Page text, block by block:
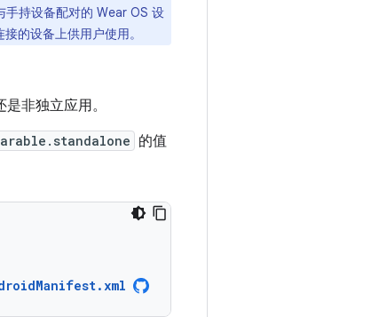
持设备配对的 Wear OS 设
的设备上供用户使用。
非独立应用。
的值